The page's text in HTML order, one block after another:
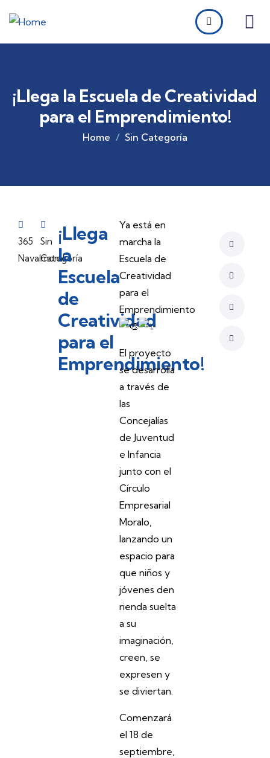
¡Llega la Escuela de Creatividad
para el Emprendimiento!
Home Sin Categoría
365
Navalmoral
Sin
Categoría
¡Llega
la
Escuela
de
Creatividad
para el
Emprendimiento!
Ya está en
marcha la
Escuela de
Creatividad
para el
Emprendimiento
El proyecto
se desarrolla
a través de
las
Concejalías
de Juventud
e Infancia
junto con el
Círculo
Empresarial
Moralo,
lanzando un
espacio para
que niños y
jóvenes den
rienda suelta
a su
imaginación,
creen, se
expresen y
se diviertan.
Comenzará
el 18 de
septiembre,